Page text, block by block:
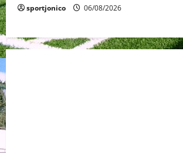
sportjonico 06/08/2026